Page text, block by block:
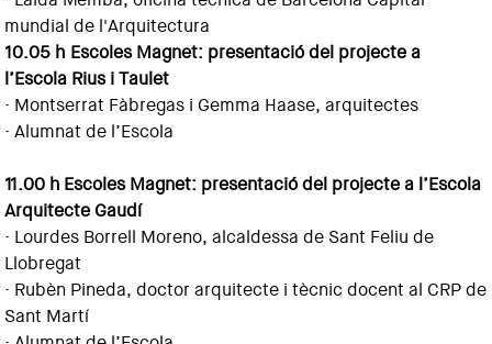
mundial de l'Arquitectura
10.05 h Escoles Magnet: presentació del projecte a
l’Escola Rius i Taulet
· Montserrat Fàbregas i Gemma Haase, arquitectes
· Alumnat de l’Escola
11.00 h Escoles Magnet: presentació del projecte a l’Escola
Arquitecte Gaudí
· Lourdes Borrell Moreno, alcaldessa de Sant Feliu de
Llobregat
· Rubèn Pineda, doctor arquitecte i tècnic docent al CRP de
Sant Martí